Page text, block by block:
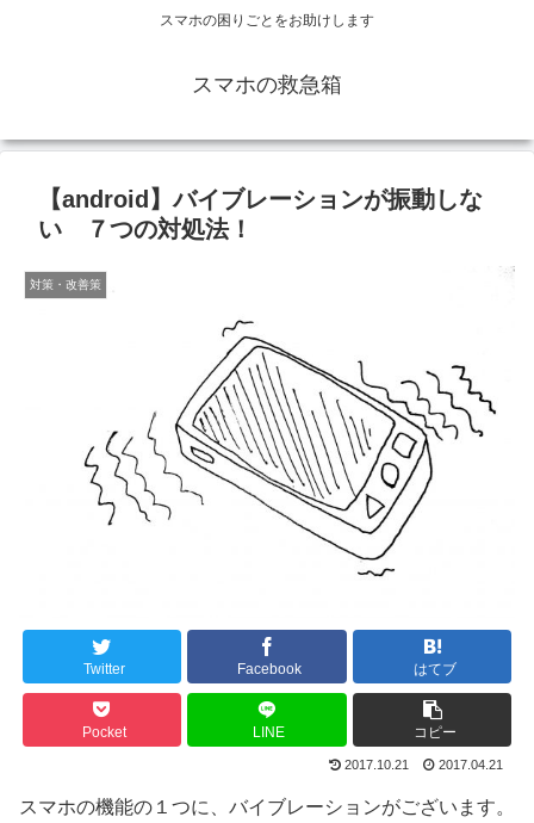
スマホの困りごとをお助けします
スマホの救急箱
【android】バイブレーションが振動しな
い ７つの対処法！
対策・改善策
Twitter Facebook はてブ
Pocket LINE コピー
2017.10.21 2017.04.21
スマホの機能の１つに、バイブレーションがございます。